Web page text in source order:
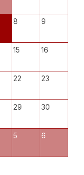
8 9
15 16
22 23
29 30
5 6